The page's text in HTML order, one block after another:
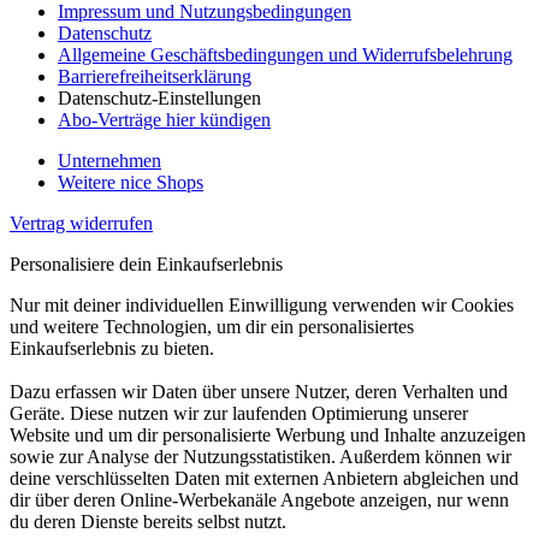
Impressum und Nutzungsbedingungen
Datenschutz
Allgemeine Geschäftsbedingungen und Widerrufsbelehrung
Barrierefreiheitserklärung
Datenschutz-Einstellungen
Abo-Verträge hier kündigen
Unternehmen
Weitere nice Shops
Vertrag widerrufen
Personalisiere dein Einkaufserlebnis
Nur mit deiner individuellen Einwilligung verwenden wir Cookies
und weitere Technologien, um dir ein personalisiertes
Einkaufserlebnis zu bieten.
Dazu erfassen wir Daten über unsere Nutzer, deren Verhalten und
Geräte. Diese nutzen wir zur laufenden Optimierung unserer
Website und um dir personalisierte Werbung und Inhalte anzuzeigen
sowie zur Analyse der Nutzungsstatistiken. Außerdem können wir
deine verschlüsselten Daten mit externen Anbietern abgleichen und
dir über deren Online-Werbekanäle Angebote anzeigen, nur wenn
du deren Dienste bereits selbst nutzt.